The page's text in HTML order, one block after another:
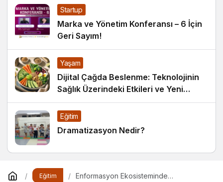
Startup
Marka ve Yönetim Konferansı – 6 İçin
Geri Sayım!
Yaşam
Dijital Çağda Beslenme: Teknolojinin
Sağlık Üzerindeki Etkileri ve Yeni
Alışkanlıklar
Eğitim
Dramatizasyon Nedir?
Eğitim
Enformasyon Ekosisteminde